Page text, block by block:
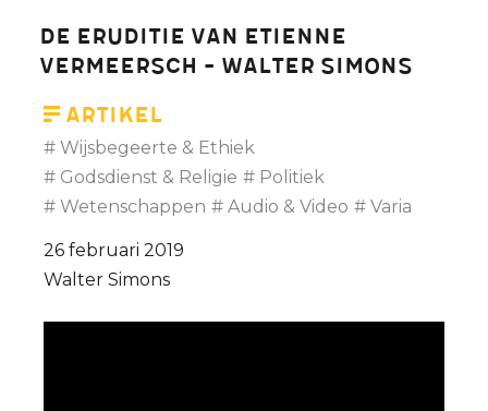
Vermeersch:
Johan
Braeckman
Afspraak
De eruditie van Etienne
Vermeersch - Walter Simons
Artikel
Wijsbegeerte & Ethiek
Godsdienst & Religie
Politiek
Wetenschappen
Audio & Video Varia
26 februari 2019
Walter Simons